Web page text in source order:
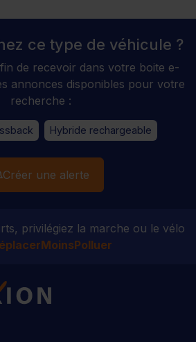
ce type de véhicule ?
de recevoir dans votre boite e-
annonces disponibles pour votre
recherche :
Hybride rechargeable
Créer une alerte
privilégiez la marche ou le vélo
Distinxion